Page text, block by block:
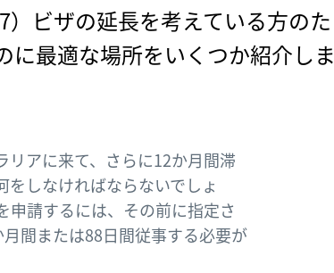
ビザの延長を考えている方のた
に最適な場所をいくつか紹介しま
リアに来て、さらに12か月間滞
しなければならないでしょ
申請するには、その前に指定さ
月間または88日間従事する必要が